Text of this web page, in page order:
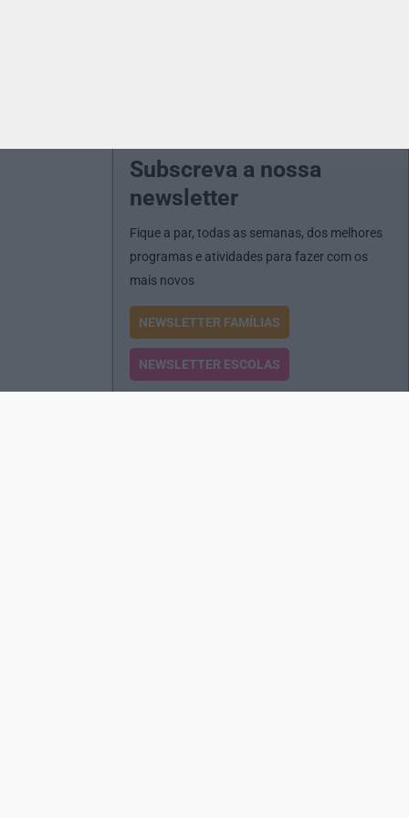
Subscreva a nossa
newsletter
Fique a par, todas as semanas, dos melhores
programas e atividades para fazer com os
mais novos
NEWSLETTER FAMÍLIAS
NEWSLETTER ESCOLAS